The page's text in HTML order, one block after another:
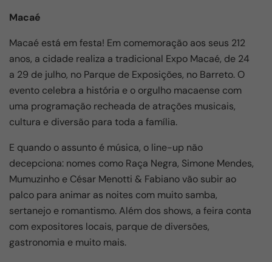
Macaé
Macaé está em festa! Em comemoração aos seus 212
anos, a cidade realiza a tradicional Expo Macaé, de 24
a 29 de julho, no Parque de Exposições, no Barreto. O
evento celebra a história e o orgulho macaense com
uma programação recheada de atrações musicais,
cultura e diversão para toda a família.
E quando o assunto é música, o line-up não
decepciona: nomes como Raça Negra, Simone Mendes,
Mumuzinho e César Menotti & Fabiano vão subir ao
palco para animar as noites com muito samba,
sertanejo e romantismo. Além dos shows, a feira conta
com expositores locais, parque de diversões,
gastronomia e muito mais.